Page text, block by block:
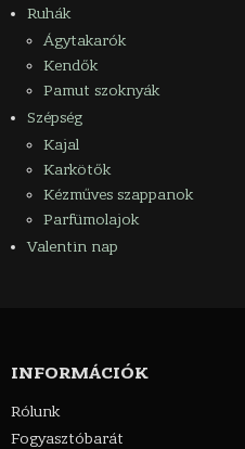
Ruhák
Ágytakarók
Kendők
Pamut szoknyák
Szépség
Kajal
Karkötők
Kézműves szappanok
Parfümolajok
Valentin nap
INFORMÁCIÓK
Rólunk
Fogyasztóbarát